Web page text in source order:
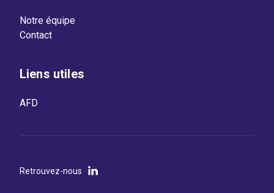
Notre équipe
Contact
Liens utiles
AFD
Retrouvez-nous